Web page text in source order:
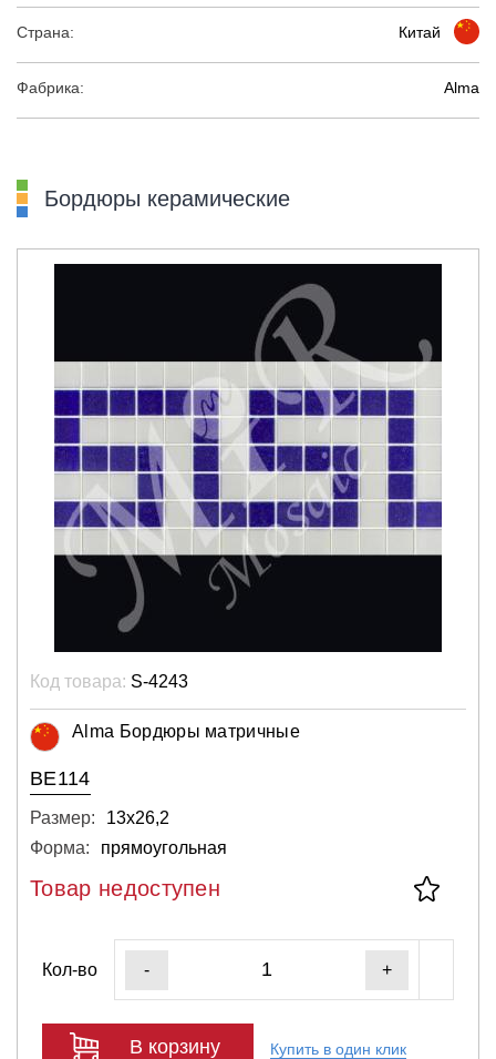
Страна: Китай
Фабрика: Alma
Бордюры керамические
Код товара: S-4243
Alma Бордюры матричные
BE114
Размер:
13х26,2
Форма:
прямоугольная
Товар недоступен
Кол-во - +
В корзину Купить в один клик